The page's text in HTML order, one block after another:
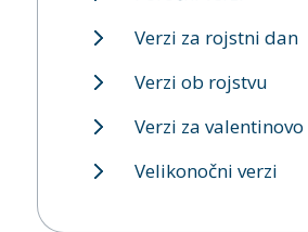
Verzi za rojstni dan
Verzi ob rojstvu
Verzi za valentinovo
Velikonočni verzi